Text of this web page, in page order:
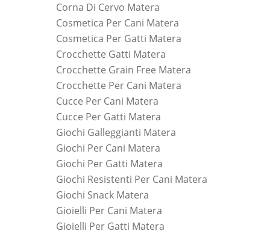
Corna Di Cervo Matera
Cosmetica Per Cani Matera
Cosmetica Per Gatti Matera
Crocchette Gatti Matera
Crocchette Grain Free Matera
Crocchette Per Cani Matera
Cucce Per Cani Matera
Cucce Per Gatti Matera
Giochi Galleggianti Matera
Giochi Per Cani Matera
Giochi Per Gatti Matera
Giochi Resistenti Per Cani Matera
Giochi Snack Matera
Gioielli Per Cani Matera
Gioielli Per Gatti Matera